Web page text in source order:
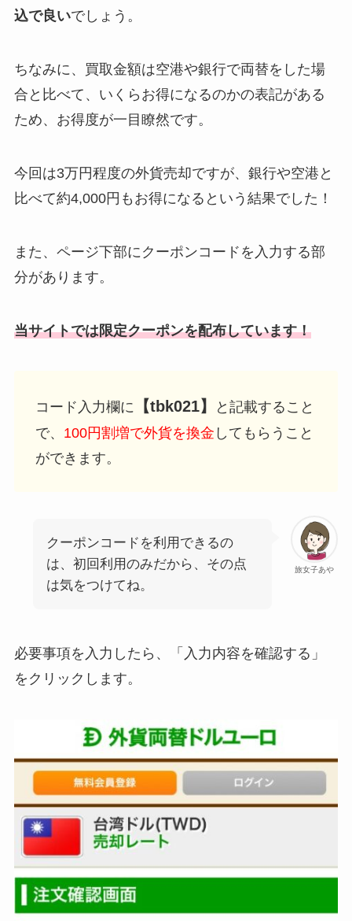
込で良いでしょう。
ちなみに、買取金額は空港や銀行で両替をした場
合と比べて、いくらお得になるのかの表記がある
ため、お得度が一目瞭然です。
今回は3万円程度の外貨売却ですが、銀行や空港と
比べて約4,000円もお得になるという結果でした！
また、ページ下部にクーポンコードを入力する部
分があります。
当サイトでは限定クーポンを配布しています！
コード入力欄に 【tbk021】
と記載すること
で、 100円割増で外貨を換金 してもらうこと
ができます。
旅女子あや
クーポンコードを利用できるの
は、初回利用のみだから、その点
は気をつけてね。
必要事項を入力したら、「入力内容を確認する」
をクリックします。